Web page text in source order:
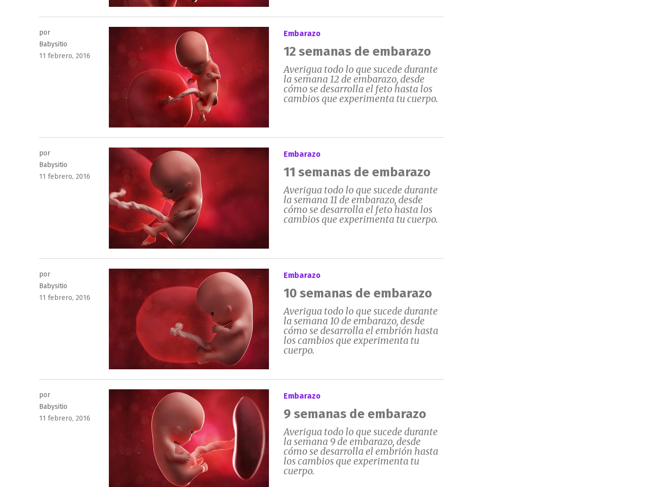
por
Babysitio
Publicado
11 febrero, 2016
Embarazo
12 semanas de embarazo
Averigua todo lo que sucede durante
la semana 12 de embarazo, desde
cómo se desarrolla el feto hasta los
cambios que experimenta tu cuerpo.
por
Babysitio
Publicado
11 febrero, 2016
Embarazo
11 semanas de embarazo
Averigua todo lo que sucede durante
la semana 11 de embarazo, desde
cómo se desarrolla el feto hasta los
cambios que experimenta tu cuerpo.
por
Babysitio
Publicado
11 febrero, 2016
Embarazo
10 semanas de embarazo
Averigua todo lo que sucede durante
la semana 10 de embarazo, desde
cómo se desarrolla el embrión hasta
los cambios que experimenta tu
cuerpo.
por
Babysitio
Publicado
11 febrero, 2016
Embarazo
9 semanas de embarazo
Averigua todo lo que sucede durante
la semana 9 de embarazo, desde
cómo se desarrolla el embrión hasta
los cambios que experimenta tu
cuerpo.